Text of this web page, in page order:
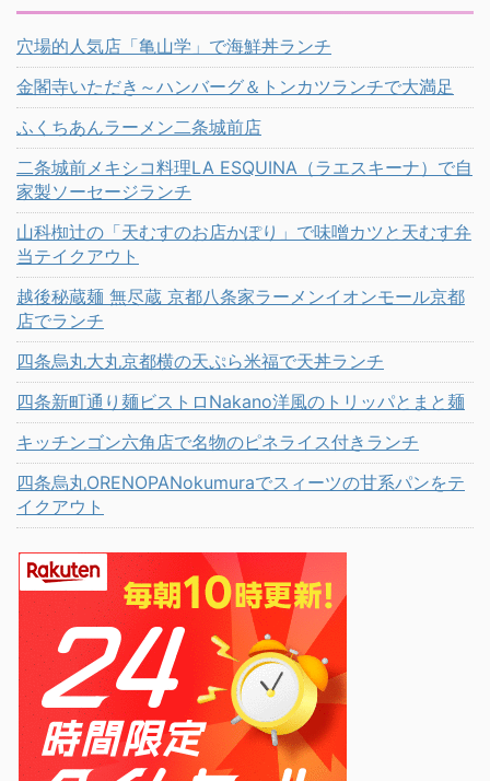
穴場的人気店「亀山学」で海鮮丼ランチ
金閣寺いただき～ハンバーグ＆トンカツランチで大満足
ふくちあんラーメン二条城前店
二条城前メキシコ料理LA ESQUINA（ラエスキーナ）で自
家製ソーセージランチ
山科椥辻の「天むすのお店かぽり」で味噌カツと天むす弁
当テイクアウト
越後秘蔵麺 無尽蔵 京都八条家ラーメンイオンモール京都
店でランチ
四条烏丸大丸京都横の天ぷら米福で天丼ランチ
四条新町通り麺ビストロNakano洋風のトリッパとまと麺
キッチンゴン六角店で名物のピネライス付きランチ
四条烏丸ORENOPANokumuraでスィーツの甘系パンをテ
イクアウト